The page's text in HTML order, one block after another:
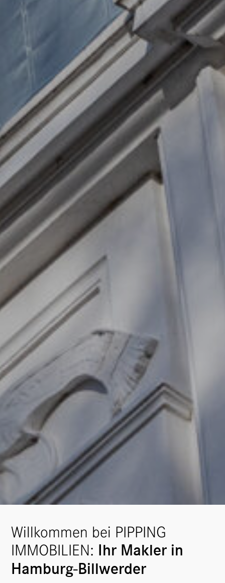
Willkommen bei PIPPING
IMMOBILIEN: Ihr Makler in
Hamburg-Billwerder